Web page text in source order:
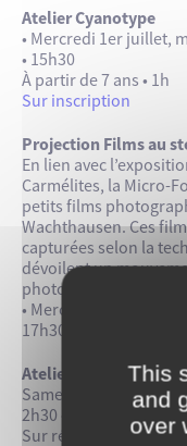
Atelier Cyanotype
• Mercredi 1er juillet,
• 15h30
À partir de 7 ans • 1h
Sur inscription
Projection Films au
En lien avec
Carmélites, la Micro-
petits films
Wachthausen. Ces
capturées selon la
dévoilent un
photographique.
• Mercredi 8 juillet,
17h30 • Tout public •
Atelier Photo avec
Samedi 11 juillet • et
2h30 • Gratuit
Sur réservation,
This
and
over